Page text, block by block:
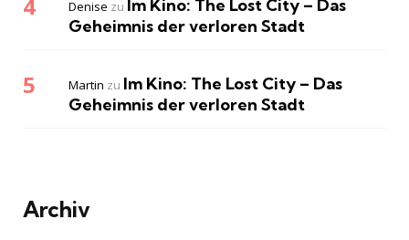
Denise zu Im Kino: The Lost City – Das
Geheimnis der verloren Stadt
Martin zu Im Kino: The Lost City – Das
Geheimnis der verloren Stadt
Archiv